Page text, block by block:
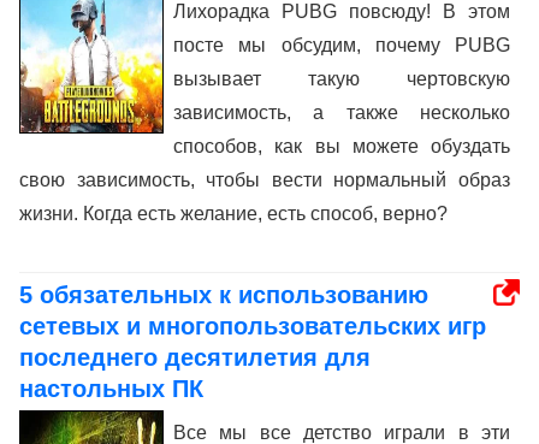
Лихорадка PUBG повсюду! В этом
посте мы обсудим, почему PUBG
вызывает такую ​​чертовскую
зависимость, а также несколько
способов, как вы можете обуздать
свою зависимость, чтобы вести нормальный образ
жизни. Когда есть желание, есть способ, верно?
5 обязательных к использованию
сетевых и многопользовательских игр
последнего десятилетия для
настольных ПК
Все мы все детство играли в эти